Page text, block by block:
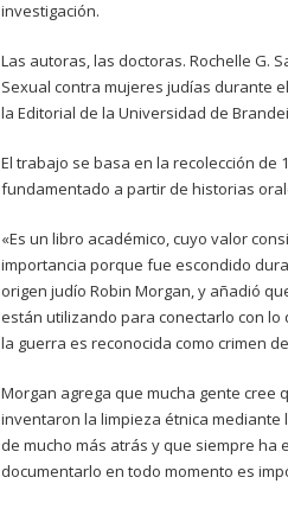
investigación.
Las autoras, las doctoras. Rochelle G.
Sexual contra mujeres judías durante
la Editorial de la Universidad de
El trabajo se basa en la recolección de
fundamentado a partir de historias
«Es un libro académico, cuyo valor
importancia porque fue escondido
origen judío Robin Morgan, y añadió
están utilizando para conectarlo con
la guerra es reconocida como crimen
Morgan agrega que mucha gente cree
inventaron la limpieza étnica
de mucho más atrás y que siempre ha
documentarlo en todo momento es